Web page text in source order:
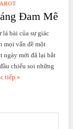
Đam Mê
lá bài của sự giác
mọi vấn đề một
ngày mới đã lại bắt
chiếu soi những
tiếp »